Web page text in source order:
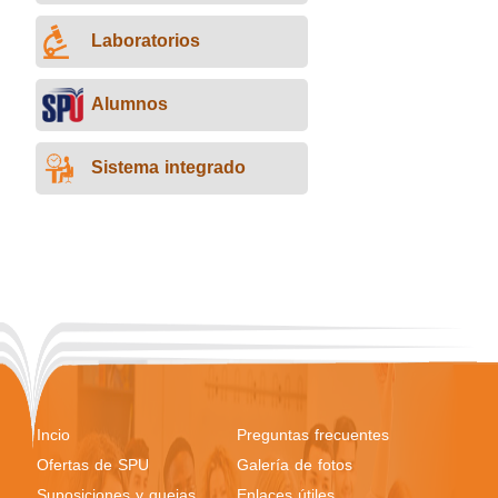
Laboratorios
Alumnos
Sistema integrado
Incio
Preguntas frecuentes
Ofertas de SPU
Galería de fotos